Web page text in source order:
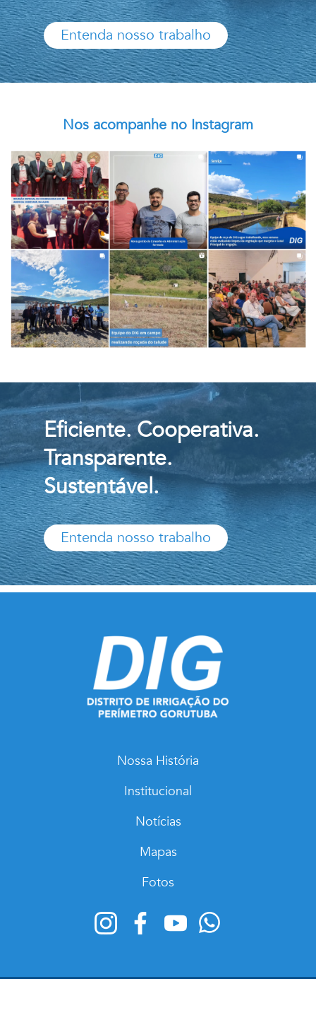
Entenda nosso trabalho
Nos acompanhe no Instagram
Eficiente. Cooperativa.
Transparente.
Sustentável.
Entenda nosso trabalho
Nossa História
Institucional
Notícias
Mapas
Fotos